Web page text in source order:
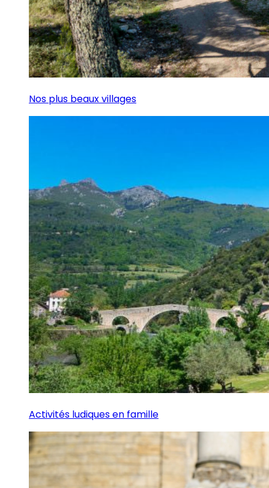
Nos plus beaux villages
Activités ludiques en famille